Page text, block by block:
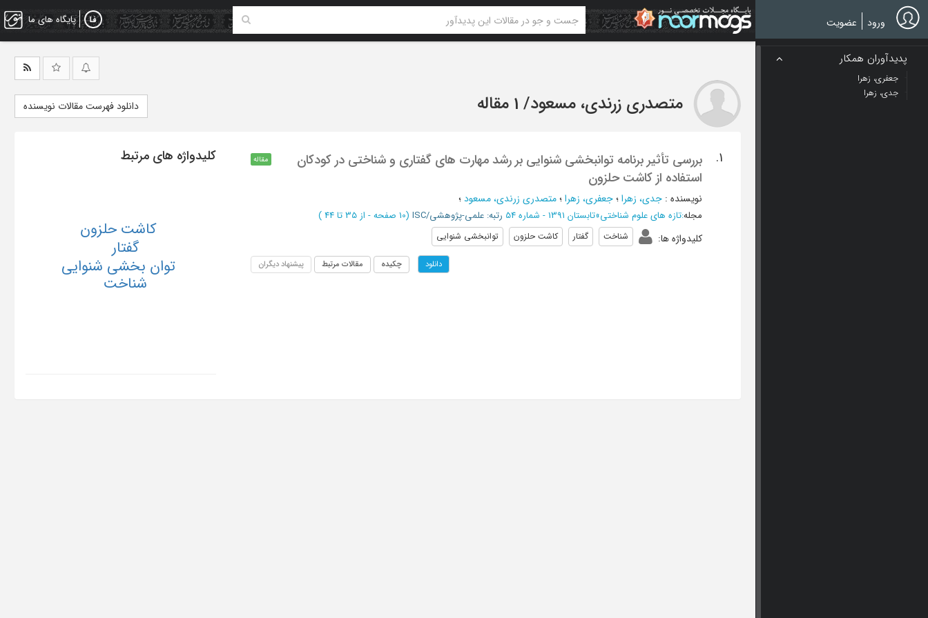
Skip
to
main
پایگاه های ما ورود عضویت
پدیدآوران همکار
جعفری، زهرا
جدی، زهرا
متصدری زرندی، مسعود/ 1 مقاله دانلود فهرست مقالات نویسنده
1.
بررسی تأثیر برنامه توانبخشی شنوایی بر رشد مهارت های گفتاری و شناختی در کودکان
استفاده از کاشت حلزون
مقاله
نویسنده : جدی، زهرا؛جعفری، زهرا؛متصدری زرندی، مسعود؛
مجله:تازه های علوم شناختی»تابستان 1391 - شماره 54 رتبه: علمی-پژوهشی/ISC (‎10 صفحه - از 35 تا 44 )
کلیدواژه ها: شناخت گفتار کاشت حلزون توانبخشی شنوایی
دانلود چکیده مقالات مرتبط پیشنهاد دیگران
کلیدواژه های مرتبط
توان بخشی شنوایی
شناخت
گفتار
کاشت حلزون